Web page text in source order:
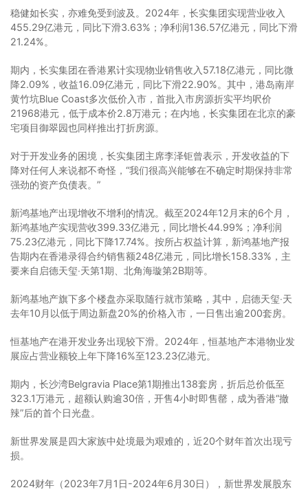
稳健如长实，亦难免受到波及。2024年，长实集团实现营业收入
455.29亿港元，同比下滑3.63%；净利润136.57亿港元，同比下滑
21.24%。
期内，长实集团在香港累计实现物业销售收入57.18亿港元，同比微
降2.09%，收益16.09亿港元，同比下滑22.90%。其中，港岛南岸
黄竹坑Blue Coast多次低价入市，首批入市房源折实平均呎价
21968港元，低于成本价2.8万港元；在内地，长实集团在北京的豪
宅项目御翠园也同样推出打折房源。
对于开发业务的困境，长实集团主席李泽钜曾表示，开发收益的下
降对任何人来说都不奇怪，“我们很高兴能够在不确定时期保持非常
强劲的资产负债表。”
新鸿基地产出现增收不增利的情况。截至2024年12月末的6个月，
新鸿基地产实现营收399.33亿港元，同比增长44.99%；净利润
75.23亿港元，同比下降17.74%。按所占权益计算，新鸿基地产报
告期内在香港录得合约销售额248亿港元，同比增长158.33%，主
要来自启德天玺‧天第1期、北角海璇第2B期等。
新鸿基地产旗下多个楼盘亦采取随行就市策略，其中，启德天玺‧天
去年10月以低于周边新盘20%的价格入市，一日售出逾200套房。
恒基地产在港开发业务出现较下滑。2024年，恒基地产本港物业发
展应占营业额较上年下降16%至123.23亿港元。
期内，长沙湾Belgravia Place第1期推出138套房，折后总价低至
323.1万港元，超额认购逾30倍，开售4小时即售罄，成为香港“撤
辣”后的首个日光盘。
新世界发展是四大家族中处境最为艰难的，近20个财年首次出现亏
损。
2024财年（2023年7月1日-2024年6月30日），新世界发展股东